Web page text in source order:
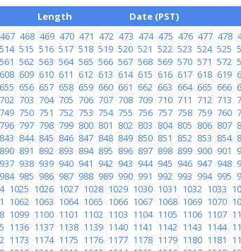
Length Date (PST)
467 468 469 470 471 472 473 474 475 476 477 478
514 515 516 517 518 519 520 521 522 523 524 525
561 562 563 564 565 566 567 568 569 570 571 572
608 609 610 611 612 613 614 615 616 617 618 619
655 656 657 658 659 660 661 662 663 664 665 666
702 703 704 705 706 707 708 709 710 711 712 713
749 750 751 752 753 754 755 756 757 758 759 760
796 797 798 799 800 801 802 803 804 805 806 807
843 844 845 846 847 848 849 850 851 852 853 854
890 891 892 893 894 895 896 897 898 899 900 901
937 938 939 940 941 942 943 944 945 946 947 948
984 985 986 987 988 989 990 991 992 993 994 995
1025 1026 1027 1028 1029 1030 1031 1032 1033
1062 1063 1064 1065 1066 1067 1068 1069 1070
1099 1100 1101 1102 1103 1104 1105 1106 1107
1136 1137 1138 1139 1140 1141 1142 1143 1144
1173 1174 1175 1176 1177 1178 1179 1180 1181